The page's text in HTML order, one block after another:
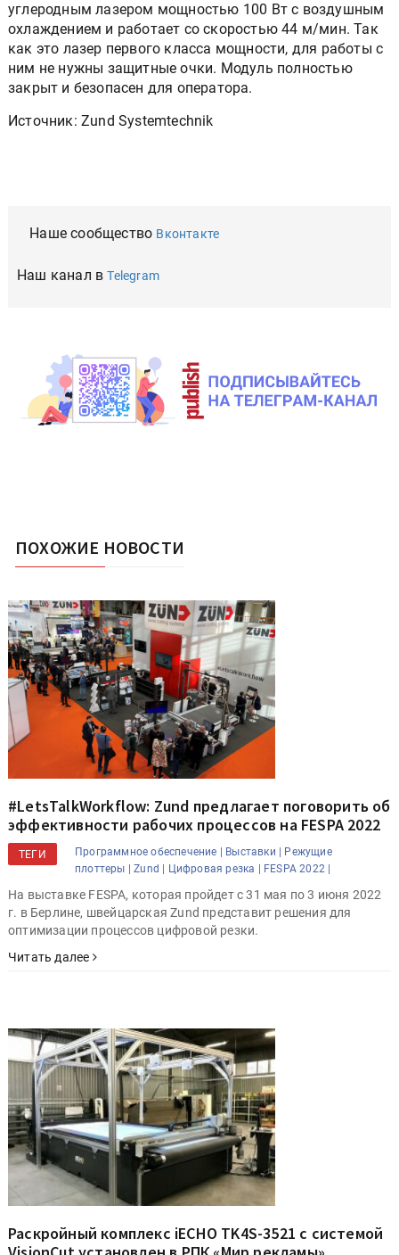
углеродным лазером мощностью 100 Вт с воздушным
охлаждением и работает со скоростью 44 м/мин. Так
как это лазер первого класса мощности, для работы с
ним не нужны защитные очки. Модуль полностью
закрыт и безопасен для оператора.
Источник: Zund Systemtechnik
Наше сообщество Вконтакте
Наш канал вTelegram
ПОХОЖИЕ НОВОСТИ
#LetsTalkWorkflow: Zund предлагает поговорить об
эффективности рабочих процессов на FESPA 2022
ТЕГИ Программное обеспечение | Выставки | Режущие
плоттеры | Zund | Цифровая резка | FESPA 2022 |
На выставке FESPA, которая пройдет с 31 мая по 3 июня 2022
г. в Берлине, швейцарская Zund представит решения для
оптимизации процессов цифровой резки.
Читать далее
Раскройный комплекс iECHO TK4S-3521 с системой